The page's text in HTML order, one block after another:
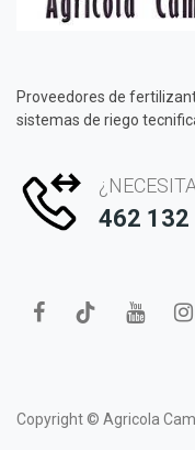
Proveedores de
sistemas de riego
462 132
Copyright © Agricola